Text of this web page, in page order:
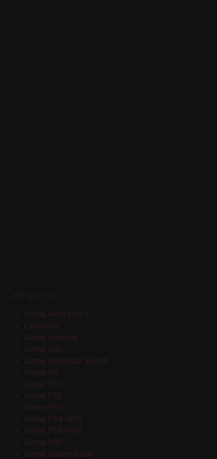
Clone Hero Chart
Exclusive
Game Android
Game iOS
Game Nintendo Switch
Game PC
Game PS1
Game PS2
Game PS3
Game PS4 HEN
Game PS5 HEN
Game PSP
Game Steam Deck